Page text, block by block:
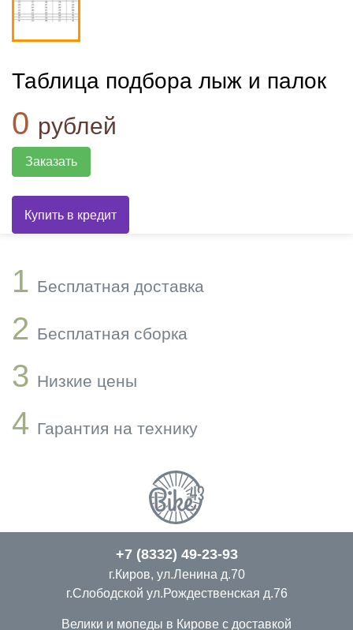
Таблица подбора лыж и палок
0 рублей
Заказать
1 Бесплатная доставка
2 Бесплатная сборка
3 Низкие цены
4 Гарантия на технику
+7 (8332) 49-23-93
г.Киров, ул.Ленина д.70
г.Слободской ул.Рождественская д.76
Велики и мопеды в Кирове с доставкой